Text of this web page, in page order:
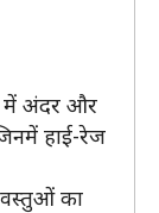
में अंदर और
हाई-रेज
का